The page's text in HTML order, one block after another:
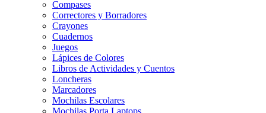
Compases
Correctores y Borradores
Crayones
Cuadernos
Juegos
Lápices de Colores
Libros de Actividades y Cuentos
Loncheras
Marcadores
Mochilas Escolares
Mochilas Porta Laptops